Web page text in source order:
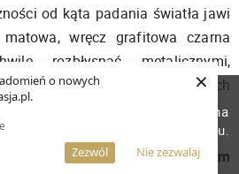
o nowych
Nie zezwalaj
Zezwól
×
od kąta padania światła jawi
wręcz grafitowa czarna
rozbłysnąć metalicznymi,
Nie ma dwóch takich samych
Soprod P024 z autorskim
usług korzystamy z plików
oznacza, iż wyrażasz zgodę na
w Twoim urządzeniu.
Więcej informacji